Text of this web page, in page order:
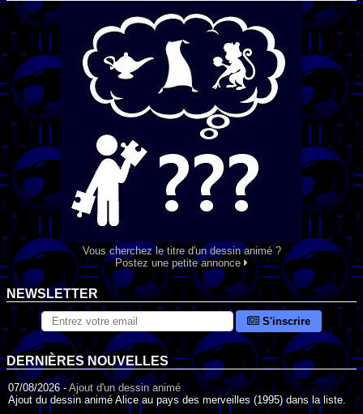
Vous cherchez le titre d'un dessin animé ?
Postez une petite annonce
NEWSLETTER
S'inscrire
DERNIÈRES NOUVELLES
07/08/2026 -Ajout d'un dessin animé
Ajout du dessin animé Alice au pays des merveilles (1995) dans la liste.